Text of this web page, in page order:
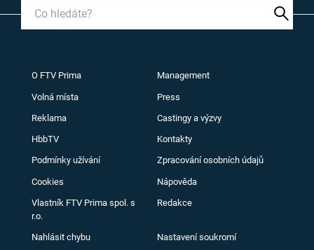
O FTV Prima Management
Volná místa Press
Reklama Castingy a výzvy
HbbTV Kontakty
Podmínky užívání Zpracování osobních údajů
Cookies Nápověda
Vlastník FTV Prima spol. s
r.o.
Redakce
Nahlásit chybu Nastavení soukromí